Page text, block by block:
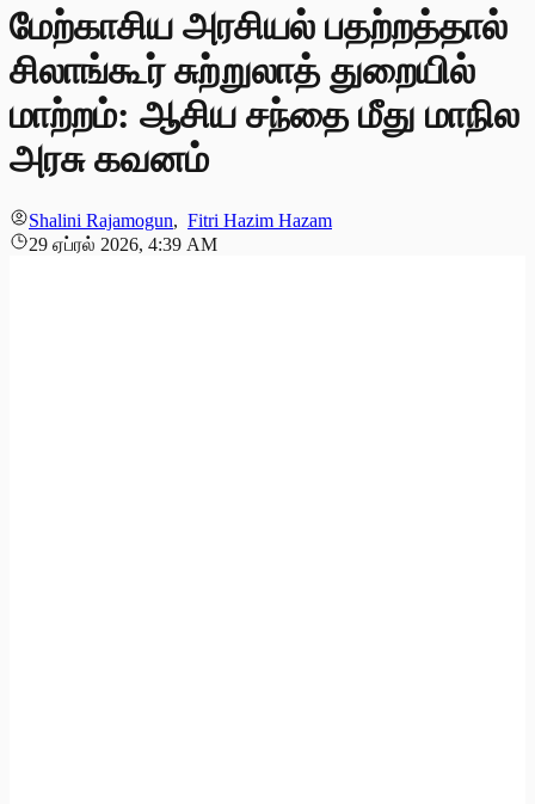
மேற்காசிய அரசியல் பதற்றத்தால்
சிலாங்கூர் சுற்றுலாத் துறையில்
மாற்றம்: ஆசிய சந்தை மீது மாநில
அரசு கவனம்
Shalini Rajamogun, Fitri Hazim Hazam
29 ஏப்ரல் 2026, 4:39 AM